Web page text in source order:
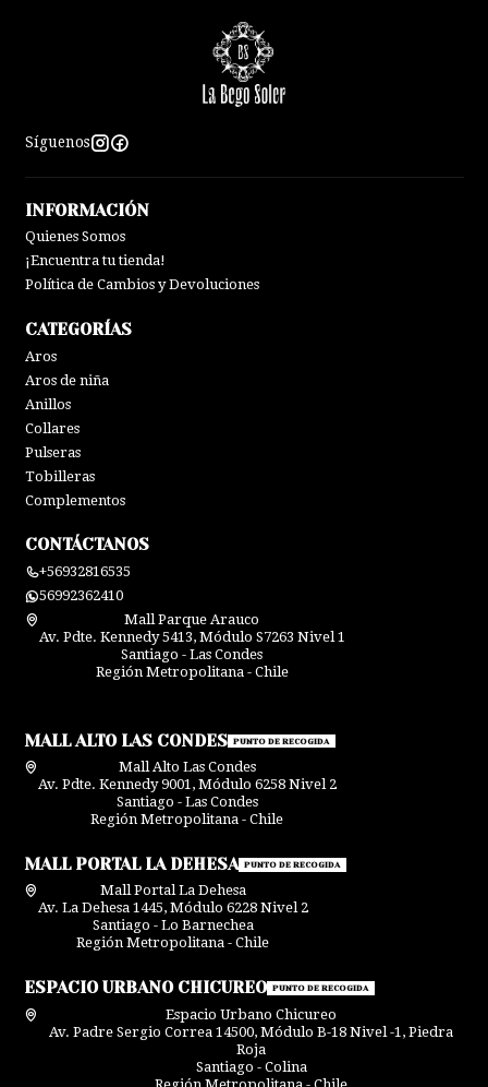
Síguenos
INFORMACIÓN
Quienes Somos
¡Encuentra tu tienda!
Política de Cambios y Devoluciones
CATEGORÍAS
Aros
Aros de niña
Anillos
Collares
Pulseras
Tobilleras
Complementos
CONTÁCTANOS
+56932816535
56992362410
Mall Parque Arauco
Av. Pdte. Kennedy 5413, Módulo S7263 Nivel 1
Santiago - Las Condes
Región Metropolitana - Chile
MALL ALTO LAS CONDES PUNTO DE RECOGIDA
Mall Alto Las Condes
Av. Pdte. Kennedy 9001, Módulo 6258 Nivel 2
Santiago - Las Condes
Región Metropolitana - Chile
MALL PORTAL LA DEHESA PUNTO DE RECOGIDA
Mall Portal La Dehesa
Av. La Dehesa 1445, Módulo 6228 Nivel 2
Santiago - Lo Barnechea
Región Metropolitana - Chile
ESPACIO URBANO CHICUREO PUNTO DE RECOGIDA
Espacio Urbano Chicureo
Av. Padre Sergio Correa 14500, Módulo B-18 Nivel -1, Piedra
Roja
Santiago - Colina
Región Metropolitana - Chile